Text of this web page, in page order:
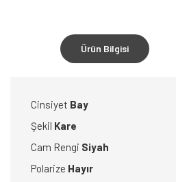
Ürün Bilgisi
Cinsiyet Bay
Şekil Kare
Cam Rengi Siyah
Polarize Hayır